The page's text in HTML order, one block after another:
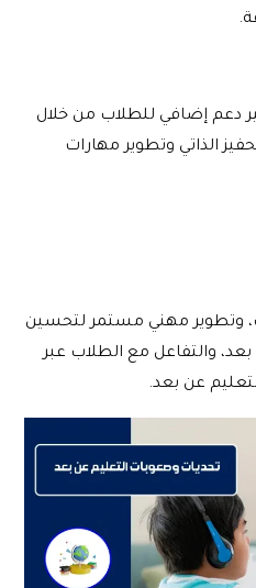
دعم إضافي للطلاب من خلال
الذاتي وتطوير مهارات
وتطوير مهني مستمر لتحسين
والتفاعل مع الطلاب عبر
عن بعد.